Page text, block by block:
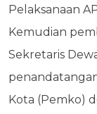
Pelaksanaan
Kemudian
Sekretaris
Kota (Pemko)